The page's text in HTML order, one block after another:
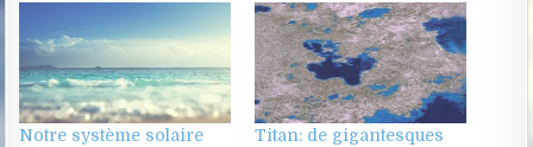
Notre système solaire
Titan: de gigantesques